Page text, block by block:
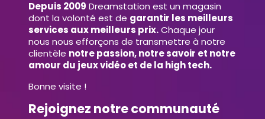
Depuis 2009 Dreamstation est un magasin
dont la volonté est de garantir les meilleurs
services aux meilleurs prix.Chaque jour
nous nous efforçons de transmettre à notre
clientèle notre passion, notre savoir et notre
amour du jeux vidéo et de la high tech.
Bonne visite !
Rejoignez notre communauté